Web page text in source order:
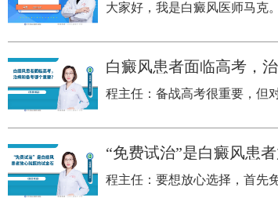
大家好，我是白癜风医师马克
白癜风患者面临高考，
程主任：备战高考很重要，但
“免费试治”是白癜风患
程主任：要想放心选择，首先